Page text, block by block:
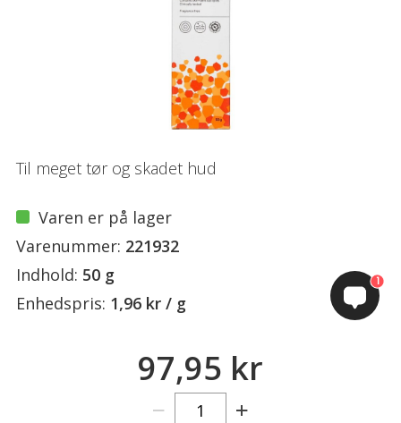
Til meget tør og skadet hud
Varen er på lager
Varenummer: 221932
Indhold: 50 g
Enhedspris: 1,96 kr / g
97,95 kr
1